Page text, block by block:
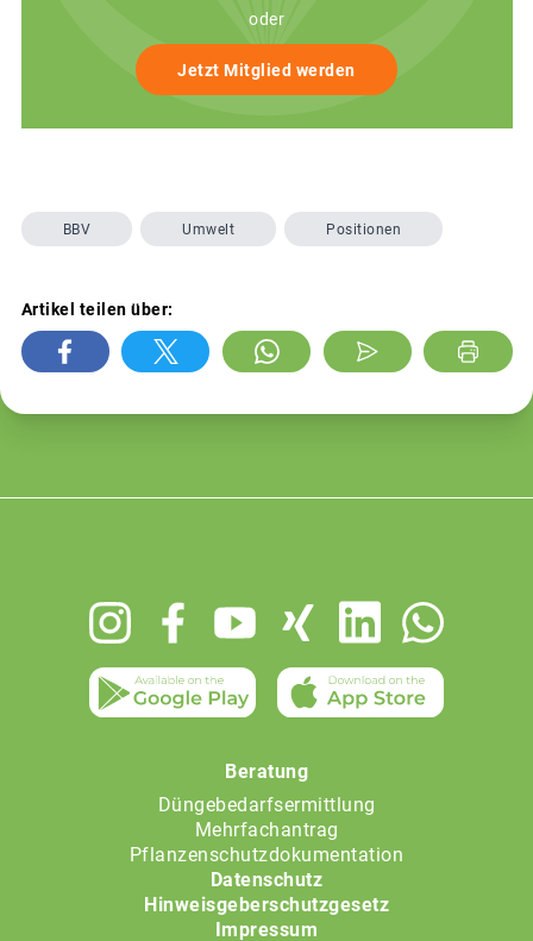
oder
Jetzt Mitglied werden
BBV Umwelt Positionen
Artikel teilen über:
Beratung
Düngebedarfsermittlung
Mehrfachantrag
Pflanzenschutzdokumentation
Datenschutz
Hinweisgeberschutzgesetz
Impressum